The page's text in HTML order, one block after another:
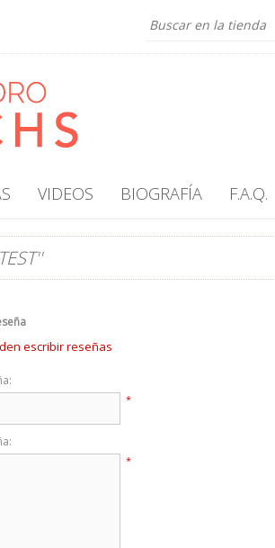
VIDEOS BIOGRAFÍA F.A.Q.
escribir reseñas
*
*